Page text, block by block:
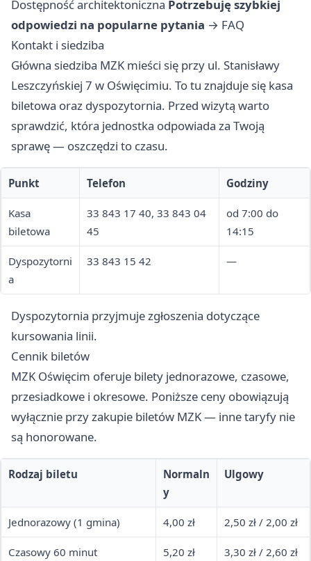
Dostępność architektoniczna Potrzebuję szybkiej
odpowiedzi na popularne pytania → FAQ
Kontakt i siedziba
Główna siedziba MZK mieści się przy ul. Stanisławy
Leszczyńskiej 7 w Oświęcimiu. To tu znajduje się kasa
biletowa oraz dyspozytornia. Przed wizytą warto
sprawdzić, która jednostka odpowiada za Twoją
sprawę — oszczędzi to czasu.
Punkt Telefon Godziny
Kasa
biletowa
33 843 17 40, 33 843 04
45
od 7:00 do
14:15
Dyspozytorni
a
33 843 15 42 —
Dyspozytornia przyjmuje zgłoszenia dotyczące
kursowania linii.
Cennik biletów
MZK Oświęcim oferuje bilety jednorazowe, czasowe,
przesiadkowe i okresowe. Poniższe ceny obowiązują
wyłącznie przy zakupie biletów MZK — inne taryfy nie
są honorowane.
Rodzaj biletu
Normaln
y
Ulgowy
Jednorazowy (1 gmina) 4,00 zł 2,50 zł / 2,00 zł
Czasowy 60 minut 5,20 zł 3,30 zł / 2,60 zł